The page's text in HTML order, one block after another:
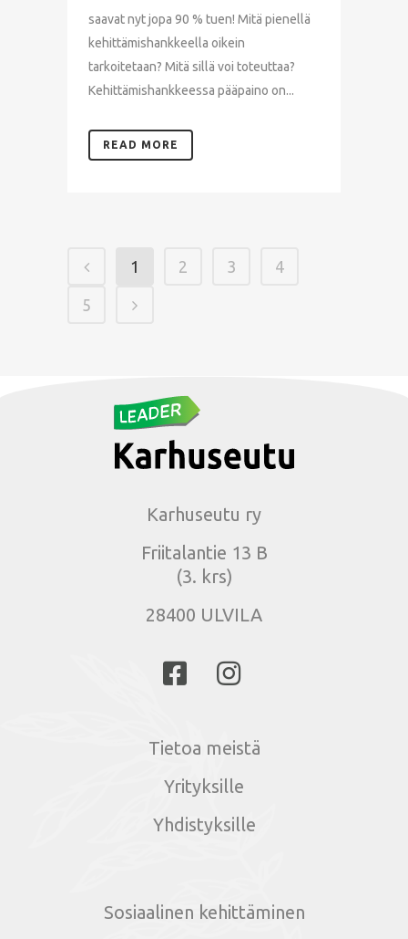
saavat nyt jopa 90 % tuen! Mitä pienellä
kehittämishankkeella oikein
tarkoitetaan? Mitä sillä voi toteuttaa?
Kehittämishankkeessa pääpaino on...
READ MORE
1 2 3 4
5
Karhuseutu ry
Friitalantie 13 B
(3. krs)
28400 ULVILA
Tietoa meistä
Yrityksille
Yhdistyksille
Sosiaalinen kehittäminen